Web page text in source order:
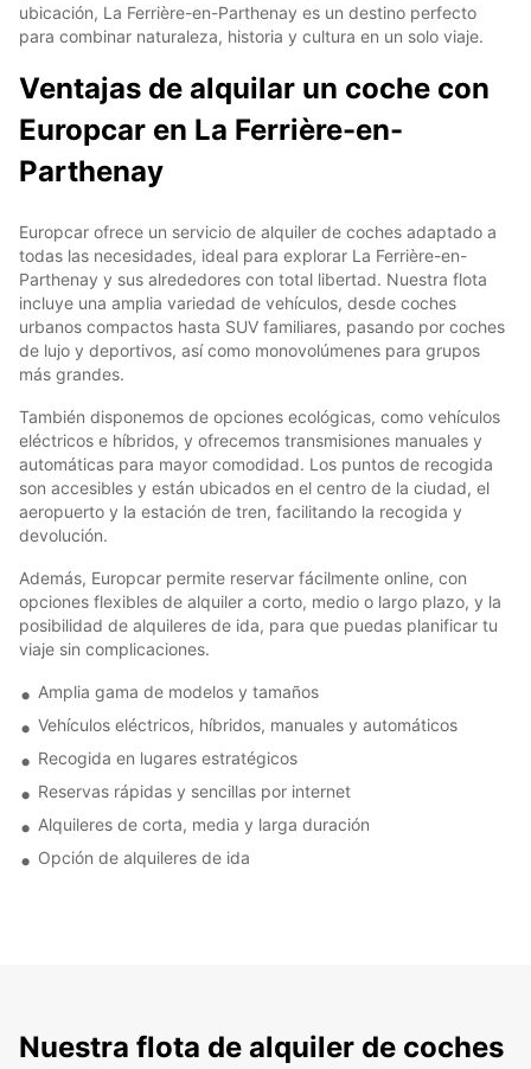
ubicación, La Ferrière-en-Parthenay es un destino perfecto
para combinar naturaleza, historia y cultura en un solo viaje.
Ventajas de alquilar un coche con
Europcar en La Ferrière-en-
Parthenay
Europcar ofrece un servicio de alquiler de coches adaptado a
todas las necesidades, ideal para explorar La Ferrière-en-
Parthenay y sus alrededores con total libertad. Nuestra flota
incluye una amplia variedad de vehículos, desde coches
urbanos compactos hasta SUV familiares, pasando por coches
de lujo y deportivos, así como monovolúmenes para grupos
más grandes.
También disponemos de opciones ecológicas, como vehículos
eléctricos e híbridos, y ofrecemos transmisiones manuales y
automáticas para mayor comodidad. Los puntos de recogida
son accesibles y están ubicados en el centro de la ciudad, el
aeropuerto y la estación de tren, facilitando la recogida y
devolución.
Además, Europcar permite reservar fácilmente online, con
opciones flexibles de alquiler a corto, medio o largo plazo, y la
posibilidad de alquileres de ida, para que puedas planificar tu
viaje sin complicaciones.
Amplia gama de modelos y tamaños
Vehículos eléctricos, híbridos, manuales y automáticos
Recogida en lugares estratégicos
Reservas rápidas y sencillas por internet
Alquileres de corta, media y larga duración
Opción de alquileres de ida
Nuestra flota de alquiler de coches